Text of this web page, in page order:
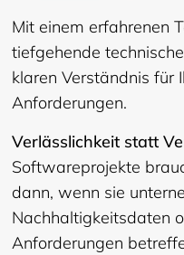
Mit einem erfahrenen
tiefgehende
klaren Verständnis für
Anforderungen.
Verlässlichkeit statt
Softwareprojekte
dann, wenn sie
Nachhaltigkeitsdaten
Anforderungen